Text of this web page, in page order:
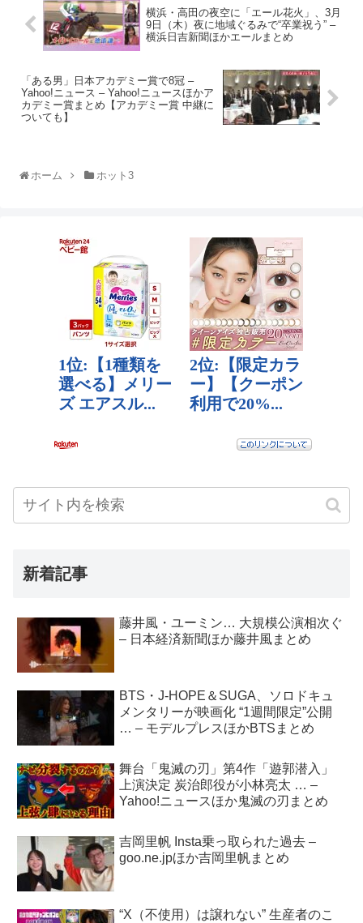
横浜・高田の夜空に「エール花火」、3月
9日（木）夜に地域ぐるみで“卒業祝う” –
横浜日吉新聞ほかエールまとめ
「ある男」日本アカデミー賞で8冠 –
Yahoo!ニュース – Yahoo!ニュースほかア
カデミー賞まとめ【アカデミー賞 中継に
ついても】
ホーム ホット3
新着記事
藤井風・ユーミン… 大規模公演相次ぐ
– 日本経済新聞ほか藤井風まとめ
BTS・J-HOPE＆SUGA、ソロドキュ
メンタリーが映画化 “1週間限定”公開
… – モデルプレスほかBTSまとめ
舞台「鬼滅の刃」第4作「遊郭潜入」
上演決定 炭治郎役が小林亮太 … –
Yahoo!ニュースほか鬼滅の刃まとめ
吉岡里帆 Insta乗っ取られた過去 –
goo.ne.jpほか吉岡里帆まとめ
“X（不使用）は譲れない” 生産者のこ